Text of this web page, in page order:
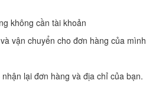
không cần tài khoản
vận chuyển cho đơn hàng của mình
lại đơn hàng và địa chỉ của bạn.